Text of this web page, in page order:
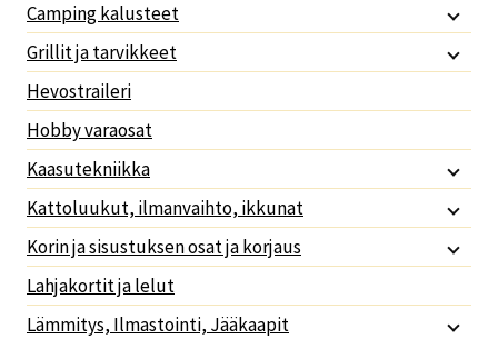
Camping kalusteet
Grillit ja tarvikkeet
Hevostraileri
Hobby varaosat
Kaasutekniikka
Kattoluukut, ilmanvaihto, ikkunat
Korin ja sisustuksen osat ja korjaus
Lahjakortit ja lelut
Lämmitys, Ilmastointi, Jääkaapit